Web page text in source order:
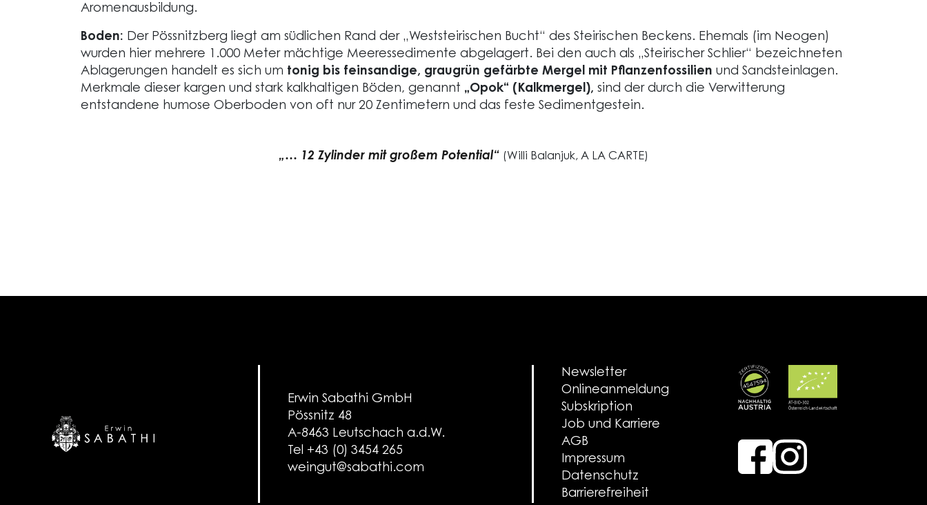
Aromenausbildung.
Boden: Der Pössnitzberg liegt am südlichen Rand der „Weststeirischen Bucht“ des Steirischen Beckens. Ehemals (im Neogen)
wurden hier mehrere 1.000 Meter mächtige Meeressedimente abgelagert. Bei den auch als „Steirischer Schlier“ bezeichneten
Ablagerungen handelt es sich um tonig bis feinsandige, graugrün gefärbte Mergel mit Pflanzenfossilien und Sandsteinlagen.
Merkmale dieser kargen und stark kalkhaltigen Böden, genannt „Opok“ (Kalkmergel), sind der durch die Verwitterung
entstandene humose Oberboden von oft nur 20 Zentimetern und das feste Sedimentgestein.
„… 12 Zylinder mit großem Potential“ (Willi Balanjuk, A LA CARTE)
Erwin Sabathi GmbH
Pössnitz 48
A-8463 Leutschach a.d.W.
Tel +43 (0) 3454 265
weingut@sabathi.com
Newsletter
Onlineanmeldung
Subskription
Job und Karriere
AGB
Impressum
Datenschutz
Barrierefreiheit